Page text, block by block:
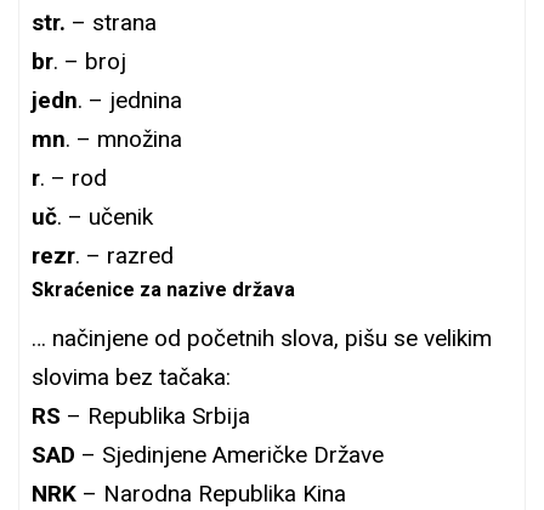
str. – strana
br. – broj
jedn. – jednina
mn. – množina
r. – rod
uč. – učenik
rezr. – razred
Skraćenice za nazive država
… načinjene od početnih slova, pišu se velikim
slovima bez tačaka:
RS – Republika Srbija
SAD – Sjedinjene Američke Države
NRK – Narodna Republika Kina